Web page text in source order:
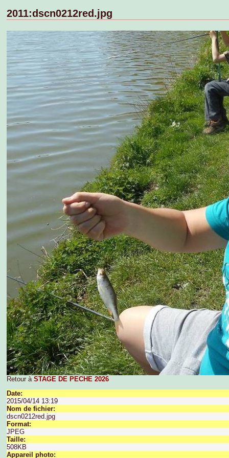
2011:dscn0212red.jpg
Retour à STAGE DE PECHE 2026
Date:
2015/04/14 13:19
Nom de fichier:
dscn0212red.jpg
Format:
JPEG
Taille:
508KB
Appareil photo: